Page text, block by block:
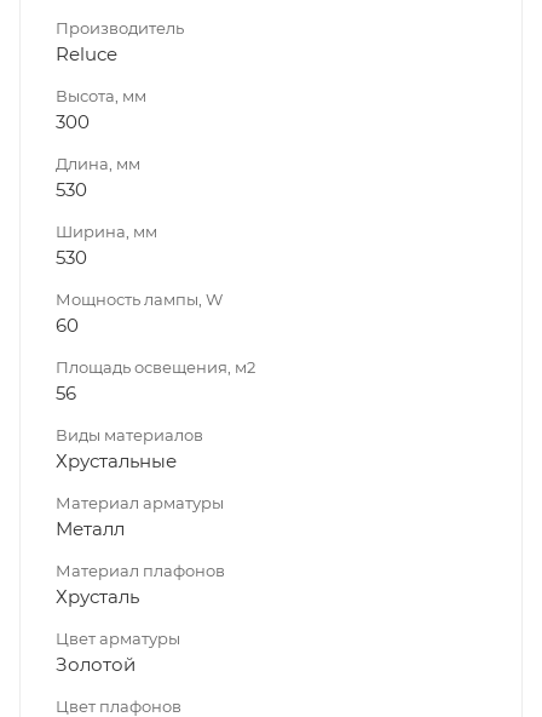
Производитель
Reluce
Высота, мм
300
Длина, мм
530
Ширина, мм
530
Мощность лампы, W
60
Площадь освещения, м2
56
Виды материалов
Хрустальные
Материал арматуры
Металл
Материал плафонов
Хрусталь
Цвет арматуры
Золотой
Цвет плафонов